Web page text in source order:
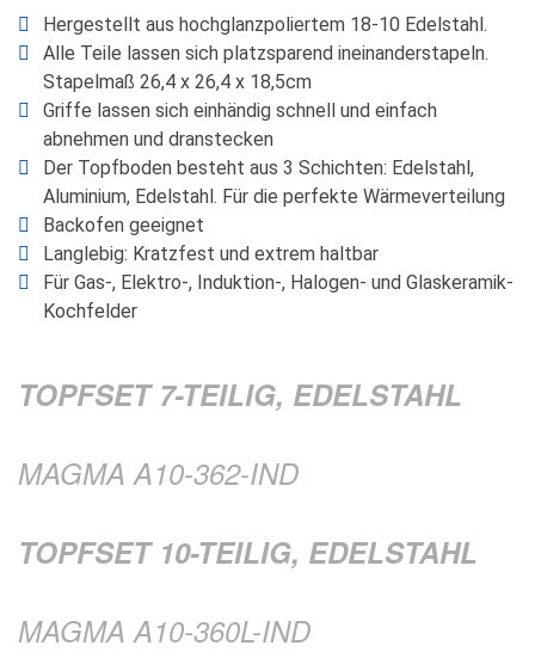
Hergestellt aus hochglanzpoliertem 18-10 Edelstahl.
Alle Teile lassen sich platzsparend ineinanderstapeln.
Stapelmaß 26,4 x 26,4 x 18,5cm
Griffe lassen sich einhändig schnell und einfach
abnehmen und dranstecken
Der Topfboden besteht aus 3 Schichten: Edelstahl,
Aluminium, Edelstahl. Für die perfekte Wärmeverteilung
Backofen geeignet
Langlebig: Kratzfest und extrem haltbar
Für Gas-, Elektro-, Induktion-, Halogen- und Glaskeramik-
Kochfelder
TOPFSET 7-TEILIG, EDELSTAHL
MAGMA A10-362-IND
TOPFSET 10-TEILIG, EDELSTAHL
MAGMA A10-360L-IND